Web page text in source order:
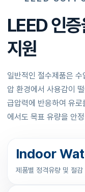
LEED 인
지원
일반적인 절수제품은
압 환경에서 사용감이
급압력에 반응하여 유
에서도 목표 유량을 안
Indoor
제품별 정격유량 및 절